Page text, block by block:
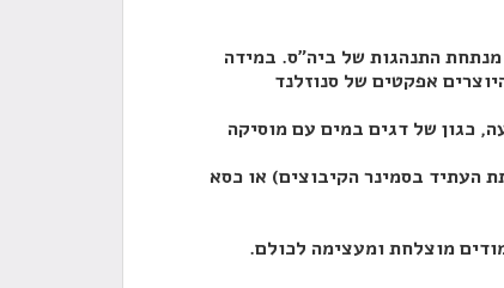
התנהגות של ביה"ס. במידה
אפקטים של סנוזלנד
כגון של דגים במים עם מוסיקה
העתיד בסמינר הקיבוצים) או כסא
מוצלחת ומעצימה לכולם.